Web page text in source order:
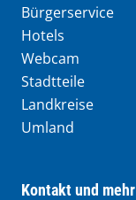
Bürgerservice
Hotels
Webcam
Stadtteile
Landkreise
Umland
Kontakt und mehr